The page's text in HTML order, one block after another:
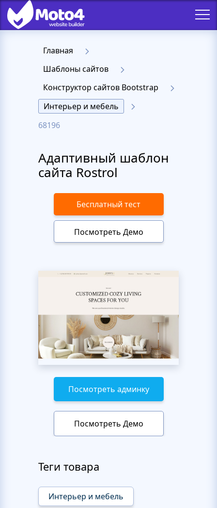
Главная
Шаблоны сайтов
Конструктор сайтов Bootstrap
Интерьер и мебель
68196
Адаптивный шаблон
сайта Rostrol
Бесплатный тест
Посмотреть Демо
Посмотреть админку
Посмотреть Демо
Теги товара
Интерьер и мебель